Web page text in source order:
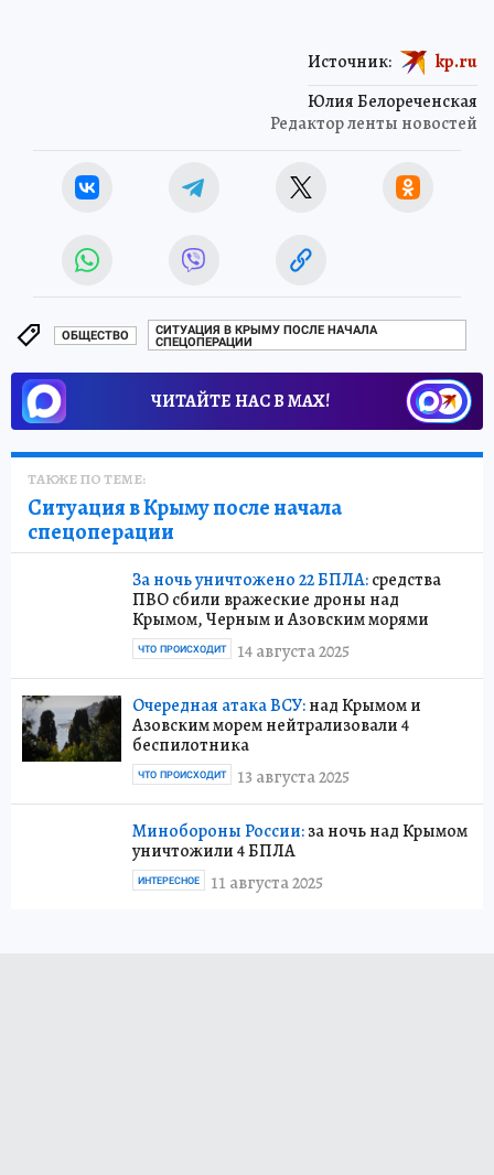
Юлия Белореченская
Редактор ленты новостей
Источник: kp.ru
ОБЩЕСТВО
СИТУАЦИЯ В КРЫМУ ПОСЛЕ НАЧАЛА
СПЕЦОПЕРАЦИИ
ЧИТАЙТЕ НАС В МАХ!
ТАКЖЕ ПО ТЕМЕ:
Ситуация в Крыму после начала
спецоперации
За ночь уничтожено 22 БПЛА:средства
ПВО сбили вражеские дроны над
Крымом, Черным и Азовским морями
14 августа 2025
ЧТО ПРОИСХОДИТ
Очередная атака ВСУ:над Крымом и
Азовским морем нейтрализовали 4
беспилотника
13 августа 2025
ЧТО ПРОИСХОДИТ
Минобороны России:за ночь над Крымом
уничтожили 4 БПЛА
11 августа 2025
ИНТЕРЕСНОЕ